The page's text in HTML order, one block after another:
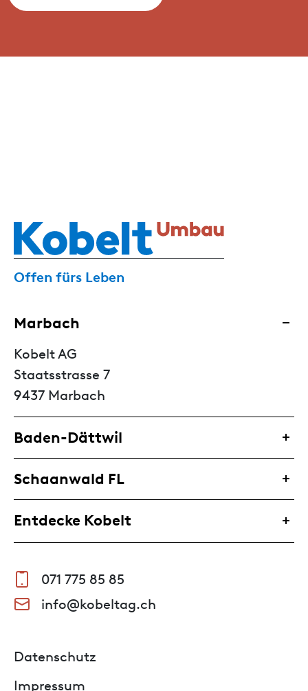
Offen fürs Leben
Marbach
Kobelt AG
Staatsstrasse 7
9437 Marbach
Baden-Dättwil
Schaanwald FL
Entdecke Kobelt
071 775 85 85
info@kobeltag.ch
Datenschutz
Impressum